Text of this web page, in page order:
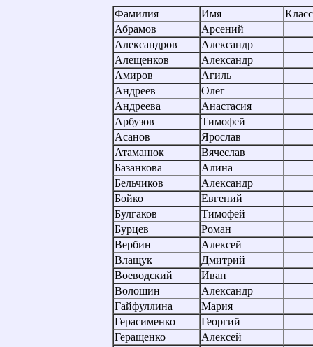
Фамилия Имя
Класс
Абрамов
Арсений
Александров
Александр
Алещенков
Александр
Амиров
Агиль
Андреев
Олег
Андреева
Анастасия
Арбузов
Тимофей
Асанов
Ярослав
Атаманюк
Вячеслав
Базанкова
Алина
Бельчиков
Александр
Бойко
Евгений
Булгаков
Тимофей
Бурцев
Роман
Вербин
Алексей
Влащук
Дмитрий
Воеводский
Иван
Волошин
Александр
Гайфуллина
Мария
Герасименко
Георгий
Геращенко
Алексей